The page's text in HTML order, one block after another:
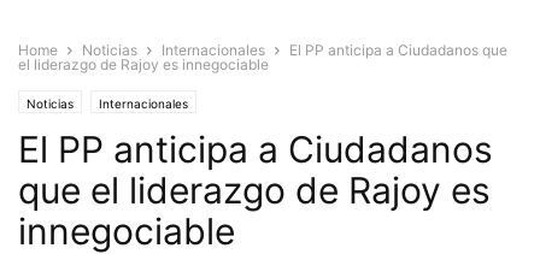
Home Noticias Internacionales
El PP anticipa a Ciudadanos que
el liderazgo de Rajoy es innegociable
Noticias Internacionales
El PP anticipa a Ciudadanos
que el liderazgo de Rajoy es
innegociable